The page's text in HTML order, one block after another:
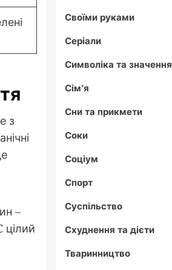
з
–
цілий
Своїми руками
Серіали
Символіка та значення
Сім'я
Сни та прикмети
Соки
Соціум
Спорт
Суспільство
Схуднення та дієти
Тваринництво